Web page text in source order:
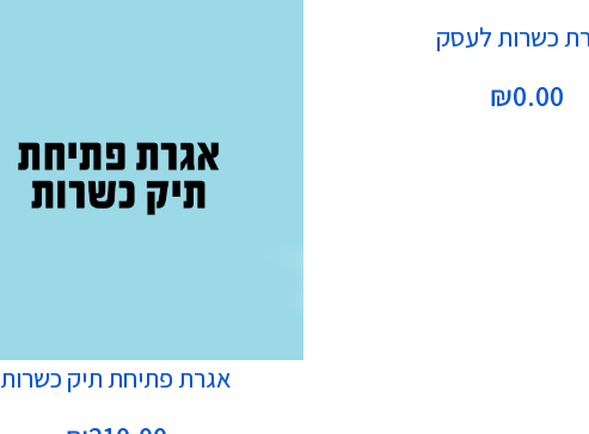
כשרות לעסק
₪0.00
הוספה לסלאגרת פתיחת תיק כשרות